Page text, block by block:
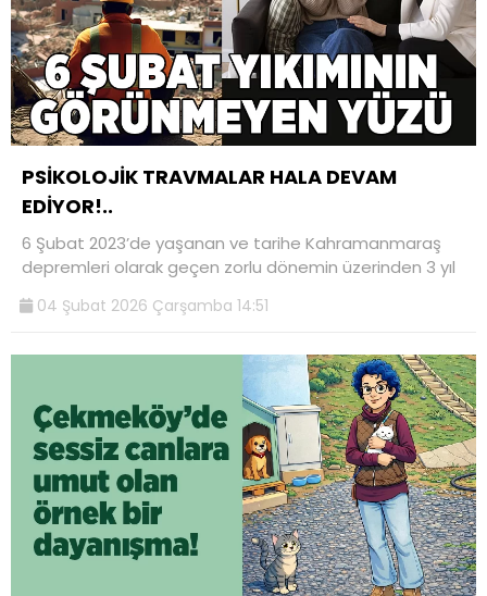
PSİKOLOJİK TRAVMALAR HALA DEVAM
EDİYOR!..
6 Şubat 2023’de yaşanan ve tarihe Kahramanmaraş
depremleri olarak geçen zorlu dönemin üzerinden 3 yıl
04 Şubat 2026 Çarşamba 14:51